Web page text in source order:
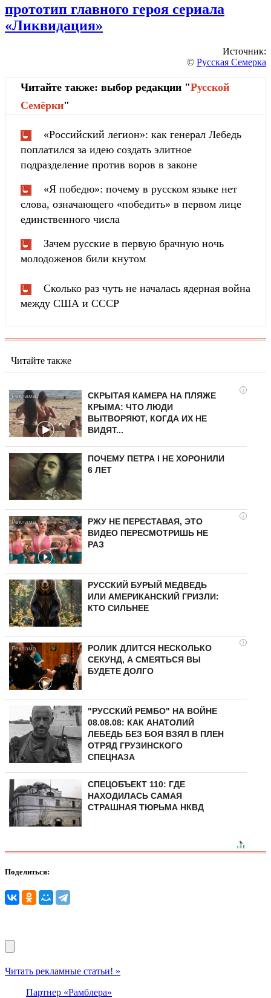
прототип главного героя сериала
«Ликвидация»
Источник:
© Русская Семерка
Читайте также: выбор редакции "Русской
Cемёрки"
«Российский легион»: как генерал Лебедь
поплатился за идею создать элитное
подразделение против воров в законе
«Я победю»: почему в русском языке нет
слова, означающего «победить» в первом лице
единственного числа
Зачем русские в первую брачную ночь
молодоженов били кнутом
Сколько раз чуть не началась ядерная война
между США и СССР
Читайте также
i
СКРЫТАЯ КАМЕРА НА ПЛЯЖЕ
КРЫМА: ЧТО ЛЮДИ
ВЫТВОРЯЮТ, КОГДА ИХ НЕ
ВИДЯТ...
ПОЧЕМУ ПЕТРА I НЕ ХОРОНИЛИ
6 ЛЕТ
i
РЖУ НЕ ПЕРЕСТАВАЯ, ЭТО
ВИДЕО ПЕРЕСМОТРИШЬ НЕ
РАЗ
РУССКИЙ БУРЫЙ МЕДВЕДЬ
ИЛИ АМЕРИКАНСКИЙ ГРИЗЛИ:
КТО СИЛЬНЕЕ
i
РОЛИК ДЛИТСЯ НЕСКОЛЬКО
СЕКУНД, А СМЕЯТЬСЯ ВЫ
БУДЕТЕ ДОЛГО
"РУССКИЙ РЕМБО" НА ВОЙНЕ
08.08.08: КАК АНАТОЛИЙ
ЛЕБЕДЬ БЕЗ БОЯ ВЗЯЛ В ПЛЕН
ОТРЯД ГРУЗИНСКОГО
СПЕЦНАЗА
СПЕЦОБЪЕКТ 110: ГДЕ
НАХОДИЛАСЬ САМАЯ
СТРАШНАЯ ТЮРЬМА НКВД
Поделиться:
Читать рекламные статьи! »
Партнер «Рамблера»